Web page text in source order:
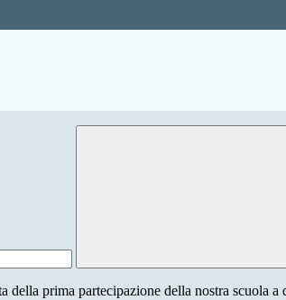
della prima partecipazione della nostra scuola